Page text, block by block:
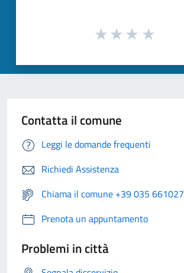
Contatta il comune
Leggi le domande frequenti
Richiedi Assistenza
Chiama il comune +39 035 661027
Prenota un appuntamento
Problemi in città